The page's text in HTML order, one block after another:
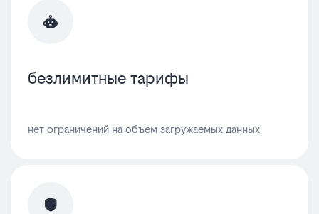
безлимитные тарифы
нет ограничений на объем загружаемых данных